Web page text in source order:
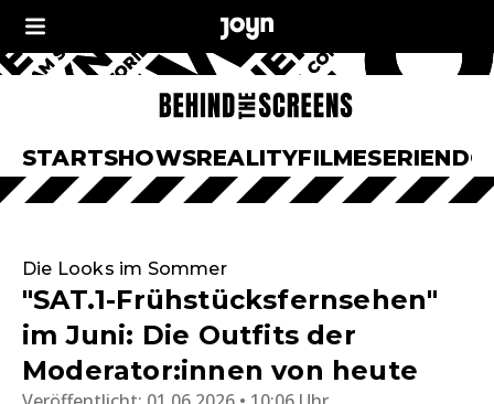
STARTSHOWSREALITYFILMESERIEN
Die Looks im Sommer
"SAT.1-Frühstücksfernsehen"
im Juni: Die Outfits der
Moderator:innen von heute